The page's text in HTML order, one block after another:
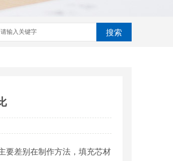
搜索
要差别在制作方法，填充芯材